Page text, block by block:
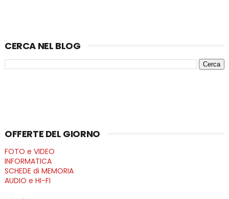
CERCA NEL BLOG
OFFERTE DEL GIORNO
FOTO e VIDEO
INFORMATICA
SCHEDE di MEMORIA
AUDIO e HI-FI